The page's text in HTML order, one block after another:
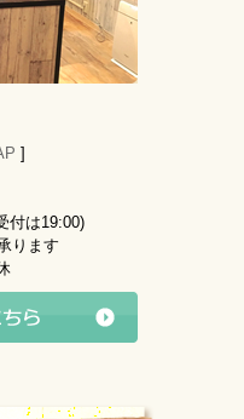
]
付は19:00)
ります